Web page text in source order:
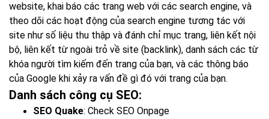
website, khai báo các trang web với các search engine, và
theo dõi các hoạt động của search engine tương tác với
site như số liệu thu thập và đánh chỉ mục trang, liên kết nội
bộ, liên kết từ ngoài trỏ về site (backlink), danh sách các từ
khóa người tìm kiếm đến trang của bạn, và các thông báo
của Google khi xảy ra vấn đề gì đó với trang của bạn.
Danh sách công cụ SEO:
SEO Quake: Check SEO Onpage